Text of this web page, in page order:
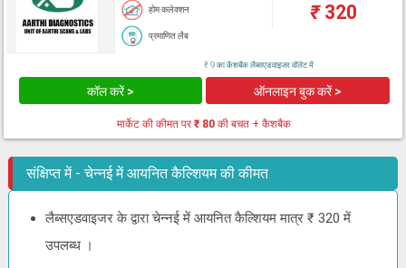
होम कलेक्शन
प्रमाणित लैब
₹320
₹ 9 का कैशबैक लैब्सएडवाइजर वॉलेट में
कॉल करें > ऑनलाइन बुक करें >
मार्केट की कीमत पर₹ 80 की बचत + कैशबैक
संक्षिप्त में - चेन्नई में आयनित कैल्शियम की कीमत
लैब्सएडवाइजर के द्वारा चेन्नई में आयनित कैल्शियम मात्र ₹ 320 में
उपलब्ध ।